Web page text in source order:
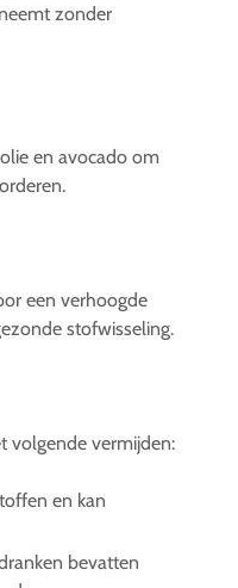
zonder
en avocado om
een verhoogde
stofwisseling.
volgende vermijden:
en kan
bevatten